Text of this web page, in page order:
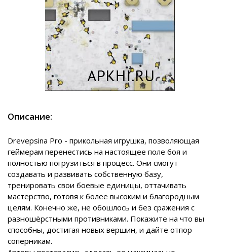
Описание:
Drevepsina Pro - прикольная игрушка, позволяющая
геймерам перенестись на настоящее поле боя и
полностью погрузиться в процесс. Они смогут
создавать и развивать собственную базу,
тренировать свои боевые единицы, оттачивать
мастерство, готовя к более высоким и благородным
целям. Конечно же, не обошлось и без сражения с
разношёрстными противниками. Покажите на что вы
способны, достигая новых вершин, и дайте отпор
соперникам.